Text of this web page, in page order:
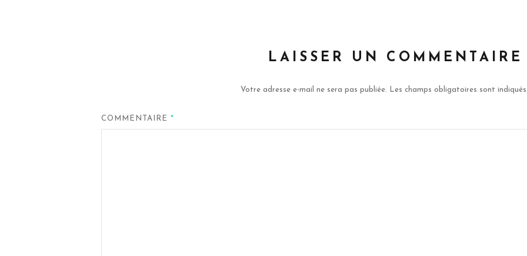
LAISSER UN COMMENTAIRE
Votre adresse e-mail ne sera pas publiée. Les champs obligatoires sont
COMMENTAIRE *